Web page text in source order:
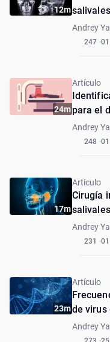
12m
Sjögren
Andrey
247
24m
Artículo
para el
Andrey
248
17m
Artículo
Cirugía
con
Andrey
231
23m
Artículo
de virus
cáncer
normal
Andrey